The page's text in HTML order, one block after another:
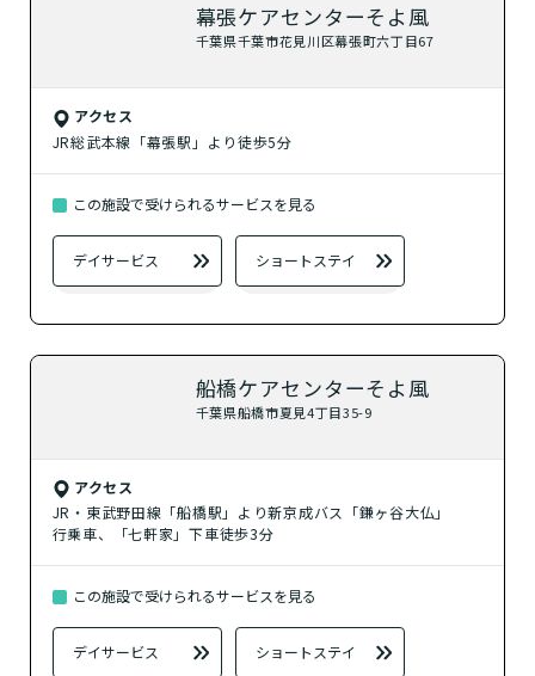
幕張ケアセンターそよ風
千葉県千葉市花見川区幕張町六丁目67
アクセス
JR総武本線「幕張駅」より徒歩5分
この施設で受けられるサービスを見る
デイサービス ショートステイ
船橋ケアセンターそよ風
千葉県船橋市夏見4丁目35-9
アクセス
JR・東武野田線「船橋駅」より新京成バス「鎌ヶ谷大仏」
行乗車、「七軒家」下車徒歩3分
この施設で受けられるサービスを見る
デイサービス ショートステイ